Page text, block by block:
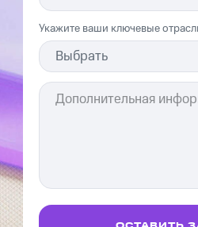
Укажите ваши ключевые